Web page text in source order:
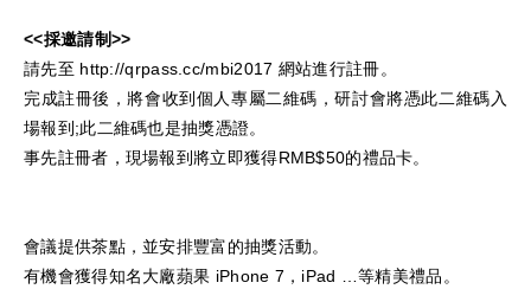
<<採邀請制>>
請先至 http://qrpass.cc/mbi2017 網站進行註冊。
完成註冊後，將會收到個人專屬二維碼，研討會將憑此二維碼入
場報到;此二維碼也是抽獎憑證。
事先註冊者，現場報到將立即獲得RMB$50的禮品卡。
會議提供茶點，並安排豐富的抽獎活動。
有機會獲得知名大廠蘋果 iPhone 7，iPad …等精美禮品。